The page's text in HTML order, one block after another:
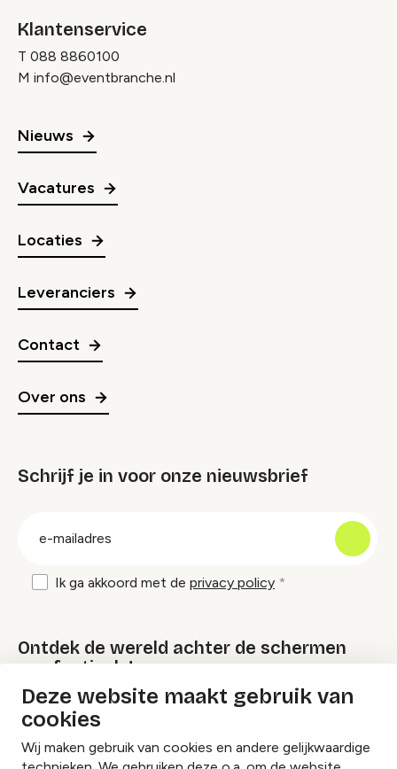
Deze website maakt gebruik van
cookies
Wij maken gebruik van cookies en andere gelijkwaardige
Klantenservice
T 088 8860100
M info@eventbranche.nl
Nieuws
Vacatures
Locaties
Leveranciers
Contact
Over ons
Schrijf je in voor onze nieuwsbrief
Ik ga akkoord met de privacy policy
Ontdek de wereld achter de schermen
van festivals!
Lees onze Festival Specials